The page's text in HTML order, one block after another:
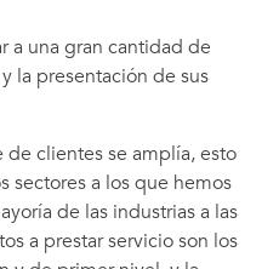
a una gran cantidad de
la presentación de sus
clientes se amplía, esto
sectores a los que hemos
de las industrias a las
a prestar servicio son los